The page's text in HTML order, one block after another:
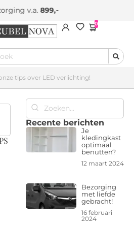
Eigen bezorging &
0
tips over LED verlichting!
Recente berichten
Je
kledingkast
optimaal
benutten?
12 maart 2024
Bezorging
met liefde
gebracht!
16 februari
2024